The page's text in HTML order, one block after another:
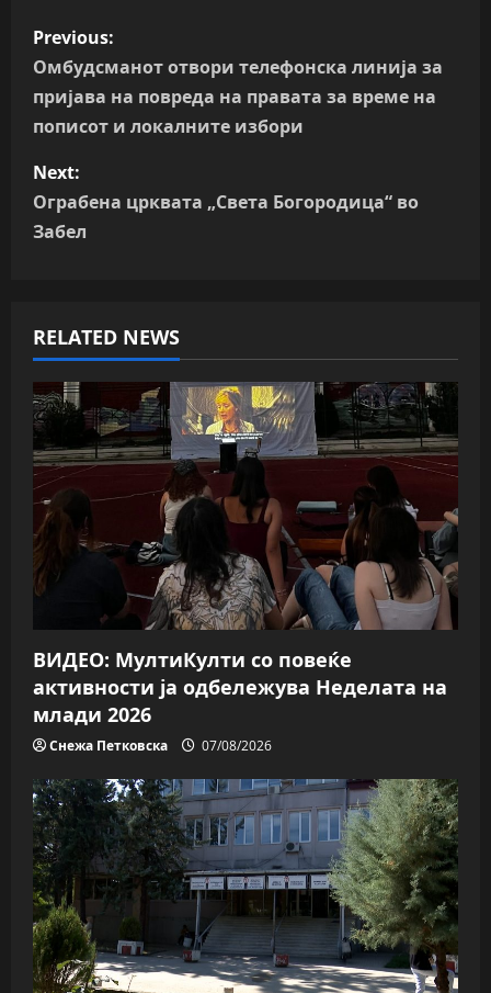
P
o
s
t
n
i
g
a
t
i
o
n
Previous:
Омбудсманот отвори телефонска линија за
пријава на повреда на правата за време на
пописот и локалните избори
Next:
Ограбена црквата „Света Богородица“ во
Забел
RELATED NEWS
ВИДЕО: МултиКулти со повеќе
активности ја одбележува Неделата на
млади 2026
Снежа Петковска 07/08/2026